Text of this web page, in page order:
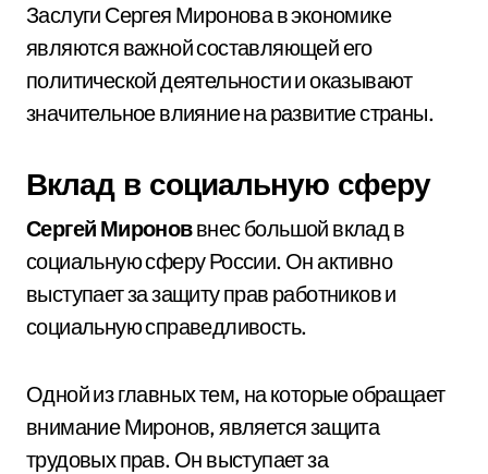
Заслуги Сергея Миронова в экономике
являются важной составляющей его
политической деятельности и оказывают
значительное влияние на развитие страны.
Вклад в социальную сферу
Сергей Мироноввнес большой вклад в
социальную сферу России. Он активно
выступает за защиту прав работников и
социальную справедливость.
Одной из главных тем, на которые обращает
внимание Миронов, является защита
трудовых прав. Он выступает за